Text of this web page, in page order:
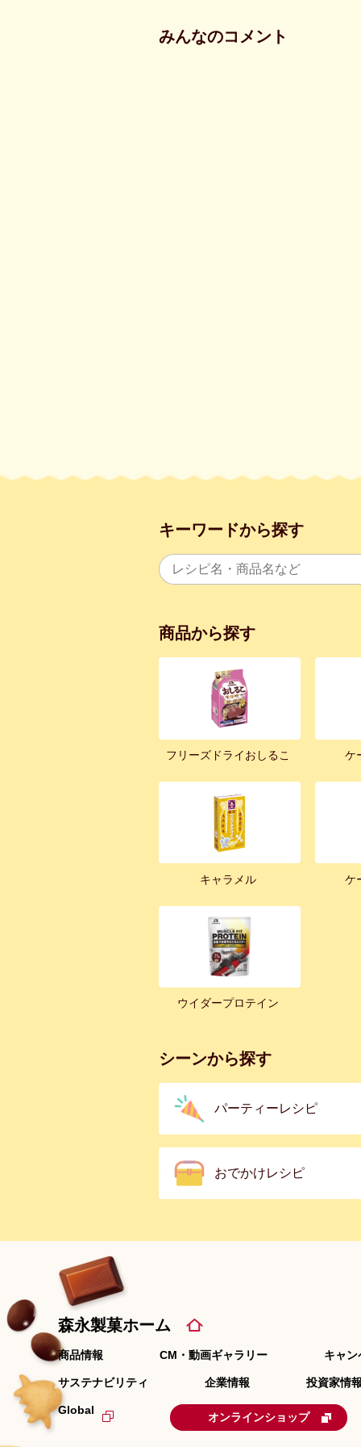
みんなのコメント
キーワードから探す
商品から探す
フリーズドライおしるこ ケ
キャラメル ケ
ウイダープロテイン
シーンから探す
パーティーレシピ
おでかけレシピ
森永製菓ホーム
商品情報 CM・動画ギャラリー キャン
サステナビリティ 企業情報 投資家情
Global
オンラインショップ